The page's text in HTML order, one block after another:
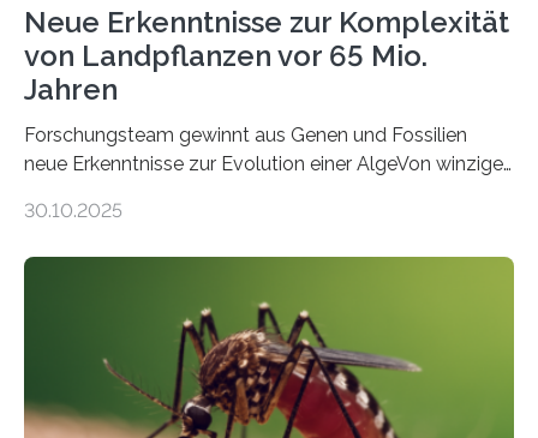
Neue Erkenntnisse zur Komplexität
von Landpflanzen vor 65 Mio.
Jahren
Forschungsteam gewinnt aus Genen und Fossilien
neue Erkenntnisse zur Evolution einer AlgeVon winzigen
Landpflanzen zählen zu den komplexesten
Grünalgen, die vor Hunderten von Millionen Jahren
lebten. Unter den Vorfahren sticht eine Gruppe heraus,
die noch heute in der Natur vorkommt: die
Süßwasseralge Coleochaetophyceae. Einige Arten
dieser Gruppe bilden aus Zellfäden dichte Geflechte
30.10.2025